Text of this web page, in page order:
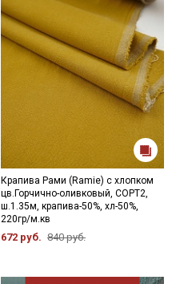
Крапива Рами (Ramie) с хлопком
цв.Горчично-оливковый, СОРТ2,
ш.1.35м, крапива-50%, хл-50%,
220гр/м.кв
672 руб. 840 руб.